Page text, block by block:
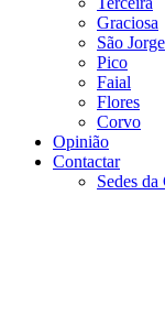
Graciosa
São Jorge
Pico
Faial
Flores
Corvo
Opinião
Contactar
Sedes